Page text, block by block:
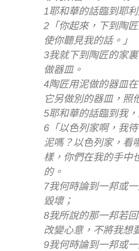
1耶和華的話臨到耶利
2「你起來，下到陶
使你聽見我的話。」
3我就下到陶匠的家
做器皿。
4陶匠用泥做的器皿
它另做別的器皿，照
5耶和華的話臨到我，
6「以色列家啊，我
泥嗎？以色列家，看
樣，你們在我的手中
的。
7我何時論到一邦或
毀壞；
8我所說的那一邦若
改變心意，不將我想
9我何時論到一邦或